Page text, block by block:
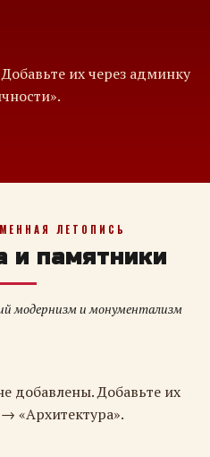
их через админку
ЛЕТОПИСЬ
и памятники
модернизм и монументализм
добавлены. Добавьте их
«Архитектура».